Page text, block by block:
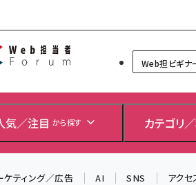
Web担当者Forum
Web担ビギナ
気／注目 から探す カテゴリ
ケティング／広告 AI SNS アク
＼ 読者ア
7月24日
▼アンケ